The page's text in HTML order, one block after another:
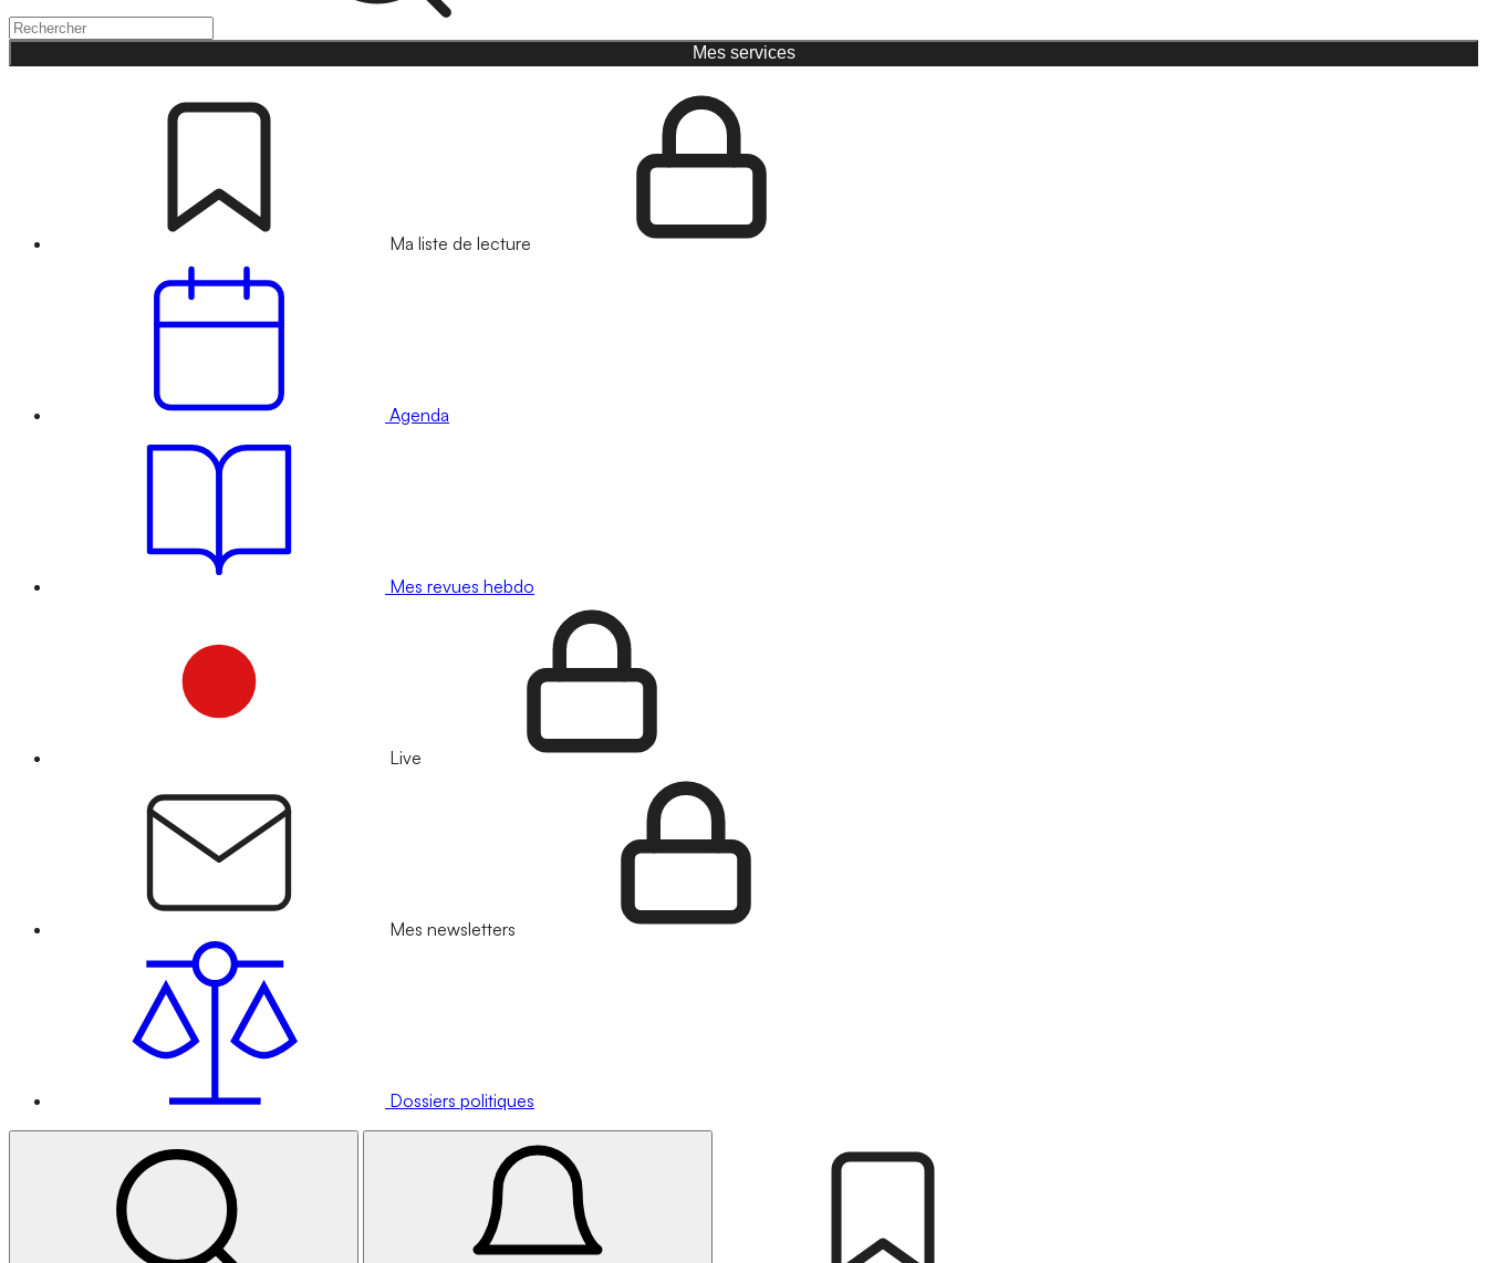
Mes services
Ma liste de lecture
Agenda
Mes revues hebdo
Live
Mes newsletters
Dossiers politiques